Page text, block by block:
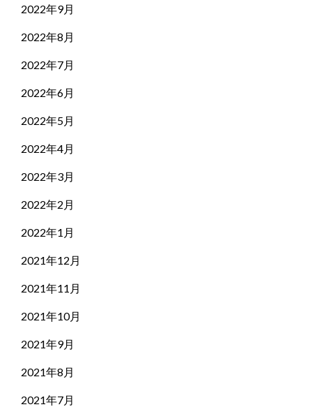
2022年9月
2022年8月
2022年7月
2022年6月
2022年5月
2022年4月
2022年3月
2022年2月
2022年1月
2021年12月
2021年11月
2021年10月
2021年9月
2021年8月
2021年7月